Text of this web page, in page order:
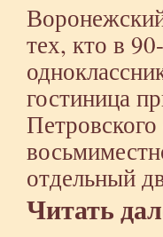
тех, кто в
гостиница
отдельный
Читать